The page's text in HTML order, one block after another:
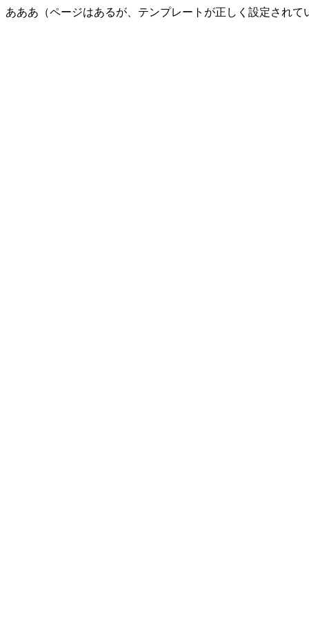
あああ（ページはあるが、テンプレートが正しく設定されて